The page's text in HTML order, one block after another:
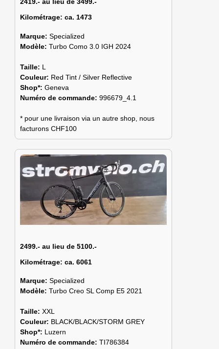
Kilométrage: ca. 1473
Marque: Specialized
Modèle: Turbo Como 3.0 IGH 2024
Taille: L
Couleur: Red Tint / Silver Reflective
Shop*: Geneva
Numéro de commande: 996679_4.1
* pour une livraison via un autre shop, nous
facturons CHF100
2499.- au lieu de 5100.-
Kilométrage: ca. 6061
Marque: Specialized
Modèle: Turbo Creo SL Comp E5 2021
Taille: XXL
Couleur: BLACK/BLACK/STORM GREY
Shop*: Luzern
Numéro de commande: TI786384